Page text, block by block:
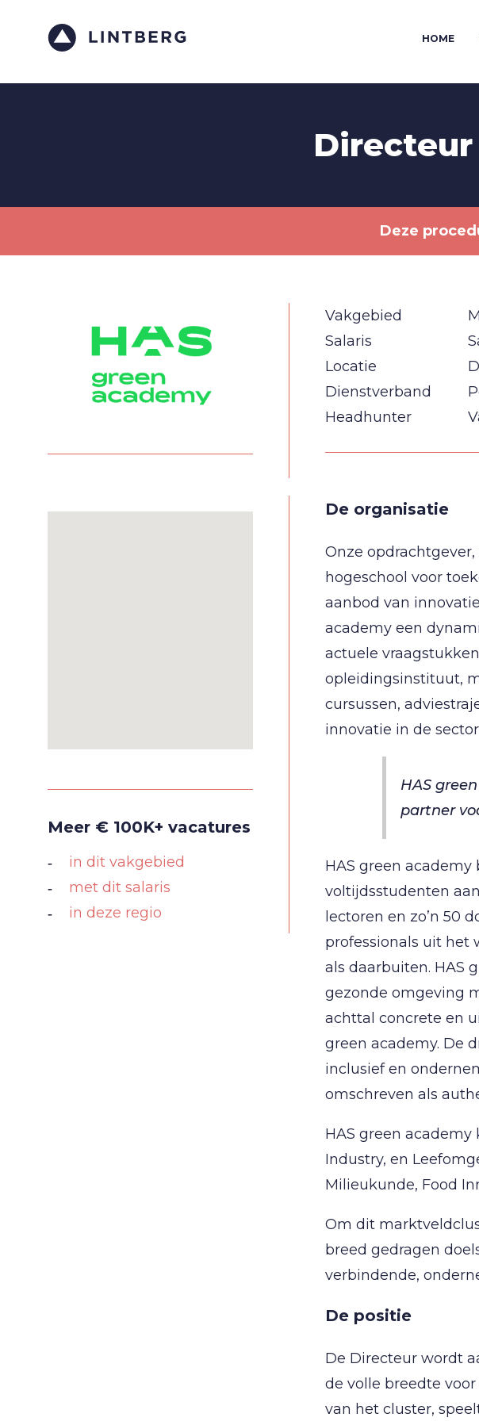
HOME
Deze
Vakgebied
Salaris
Locatie
Dienstverband
Headhunter
Meer € 100K+ vacatures
in dit vakgebied
met dit salaris
in deze regio
De organisatie
Onze opdrachtgever,
hogeschool voor
aanbod van
academy een
actuele
opleidingsinstituut,
cursussen,
innovatie in de
HAS
partner
HAS green
voltijdsstudenten
lectoren en zo’n 50
professionals uit het
als daarbuiten. HAS
gezonde omgeving
achttal concrete en
green academy. De
inclusief en
omschreven als
HAS green
Industry, en
Milieukunde, Food
Om dit
breed gedragen
verbindende,
De positie
De Directeur wordt
de volle breedte
van het cluster,